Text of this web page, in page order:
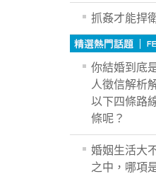
抓姦才能捍
你結婚到底
人徵信解析
以下四條路
條呢？
婚姻生活大
之中，哪項